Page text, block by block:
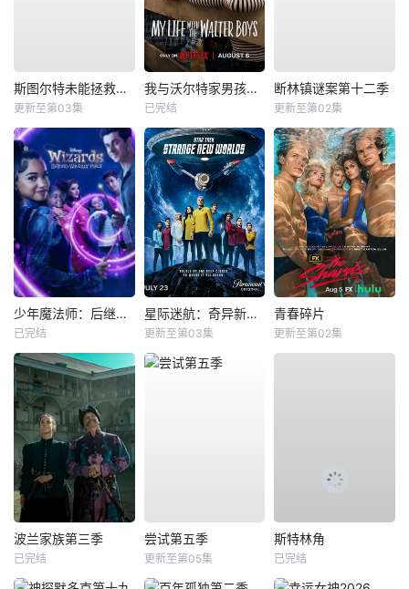
斯图尔特未能拯救宇宙
更新至第03集
我与沃尔特家男孩的生活第三季
已完结
断林镇谜案第十二季
更新至第02集
少年魔法师：后继者第三季
已完结
星际迷航：奇异新世界第四季
更新至第03集
青春碎片
更新至第02集
波兰家族第三季
已完结
尝试第五季
更新至第05集
斯特林角
已完结